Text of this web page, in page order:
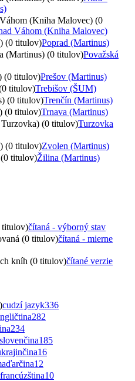
(Kniha Malovec) (0
Váhom (Kniha Malovec)
(0 titulov)Poprad (Martinus)
(Martinus) (0 titulov)Považská
(0 titulov)Prešov (Martinus)
titulov)Trebišov (ŠUM)
(0 titulov)Trenčín (Martinus)
(0 titulov)Trnava (Martinus)
(0 titulov)Turzovka
(0 titulov)Zvolen (Martinus)
titulov)Žilina (Martinus)
titulov)čítaná - výborný stav
(0 titulov)čítaná - mierne
kníh (0 titulov)čítané verzie
cudzí jazyk336
282
234
slovenčina185
16
12
francúzština10